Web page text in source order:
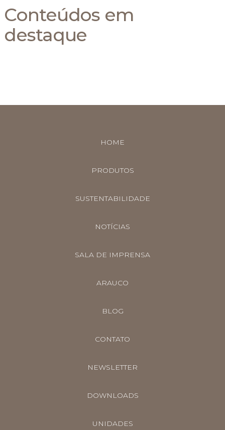
Conteúdos em
destaque
HOME
PRODUTOS
SUSTENTABILIDADE
NOTÍCIAS
SALA DE IMPRENSA
ARAUCO
BLOG
CONTATO
NEWSLETTER
DOWNLOADS
UNIDADES